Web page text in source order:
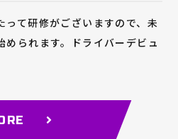
って研修がございますので、未
められます。ドライバーデビュ